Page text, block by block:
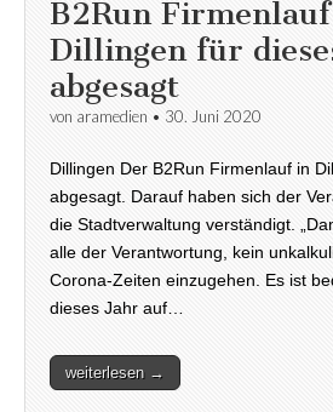
B2Run
Dillingen für
abgesagt
von aramedien • 30. Juni 2020
Dillingen Der B2Run Firmenlauf in
abgesagt. Darauf haben sich der
die Stadtverwaltung verständigt.
alle der Verantwortung, kein
Corona-Zeiten einzugehen. Es ist
dieses Jahr auf…
weiterlesen →